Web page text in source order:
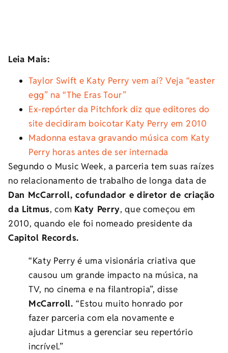
Leia Mais:
Taylor Swift e Katy Perry vem aí? Veja “easter
egg” na “The Eras Tour”
Ex-repórter da Pitchfork diz que editores do
site decidiram boicotar Katy Perry em 2010
Madonna estava gravando música com Katy
Perry horas antes de ser internada
Segundo o Music Week, a parceria tem suas raízes
no relacionamento de trabalho de longa data de
Dan McCarroll, cofundador e diretor de criação
da Litmus, com Katy Perry, que começou em
2010, quando ele foi nomeado presidente da
Capitol Records.
“Katy Perry é uma visionária criativa que
causou um grande impacto na música, na
TV, no cinema e na filantropia”, disse
McCarroll.“Estou muito honrado por
fazer parceria com ela novamente e
ajudar Litmus a gerenciar seu repertório
incrível.”